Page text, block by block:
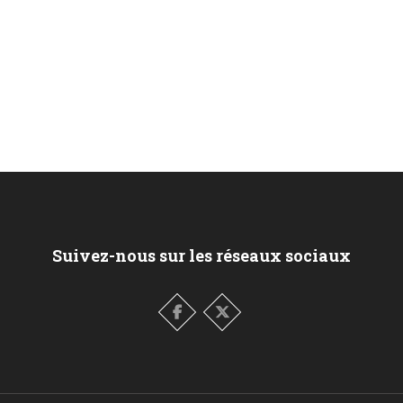
Suivez-nous sur les réseaux sociaux